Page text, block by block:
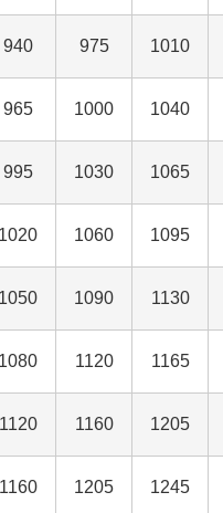
940 975 1010
965 1000 1040
995 1030 1065
1020 1060 1095
1050 1090 1130
1080 1120 1165
1120 1160 1205
1160 1205 1245